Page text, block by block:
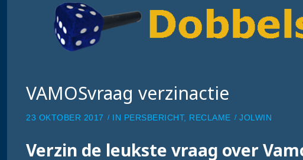
VAMOSvraag verzinactie
23 OKTOBER 2017 IN PERSBERICHT, RECLAME JOLWIN
Verzin de leukste vraag over